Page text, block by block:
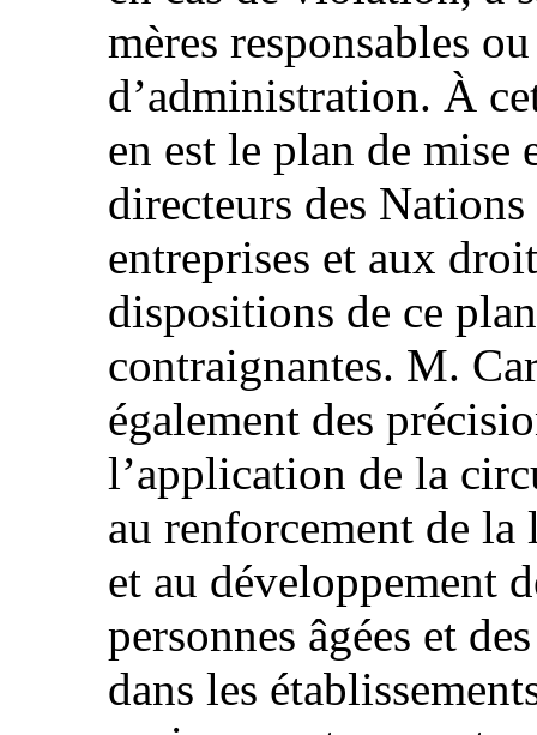
mères responsables
d’administration. À
en est le plan de mise
directeurs des
entreprises et aux
dispositions de ce
contraignantes. M.
également des
l’application de la
au renforcement de
et au développement
personnes âgées et
dans les